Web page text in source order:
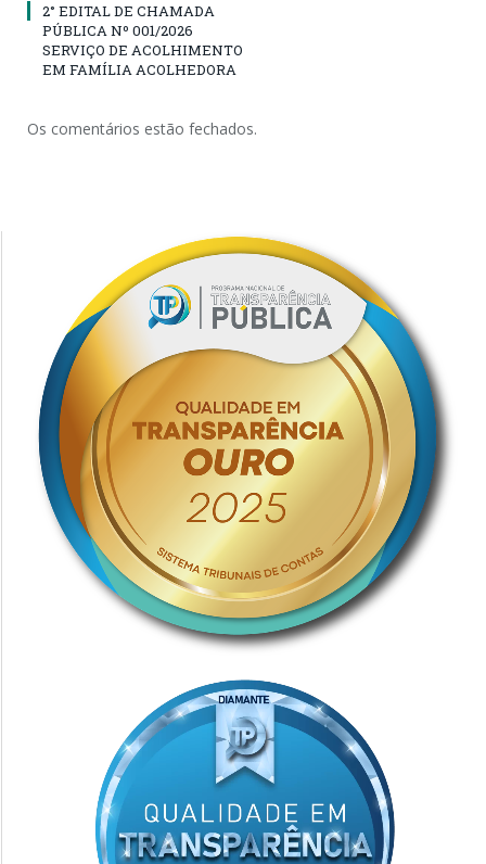
2° EDITAL DE CHAMADA
PÚBLICA Nº 001/2026
SERVIÇO DE ACOLHIMENTO
EM FAMÍLIA ACOLHEDORA
Os comentários estão fechados.